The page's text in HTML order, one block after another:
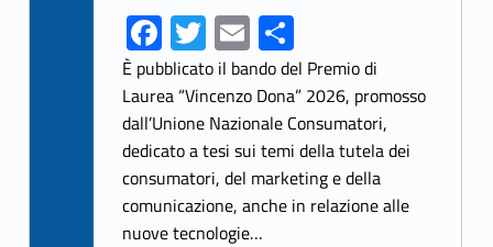
Fa
ce
b
o
o
k
T
w
itt
er
E
m
ai
l
S
h
ar
e
È pubblicato il bando del Premio di
Laurea “Vincenzo Dona” 2026, promosso
dall’Unione Nazionale Consumatori,
dedicato a tesi sui temi della tutela dei
consumatori, del marketing e della
comunicazione, anche in relazione alle
nuove tecnologie…